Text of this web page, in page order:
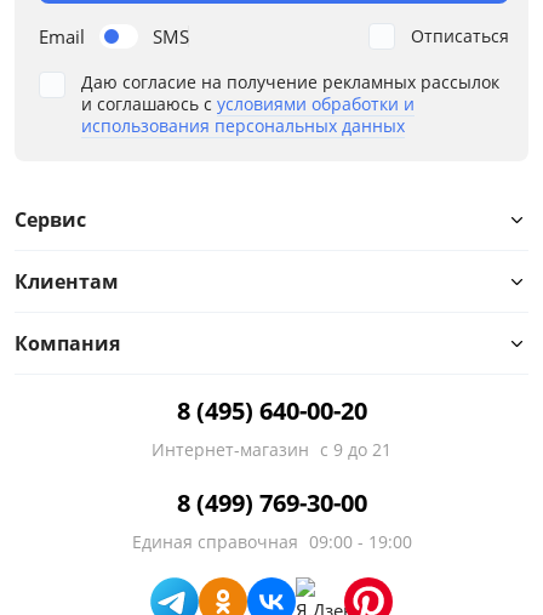
Email SMS
Даю согласие на получение рекламных рассылок
и соглашаюсь с условиями обработки и
использования персональных данных
Отписаться
Сервис
Клиентам
Компания
8 (495) 640-00-20
Интернет-магазин с 9 до 21
8 (499) 769-30-00
Единая справочная 09:00 - 19:00